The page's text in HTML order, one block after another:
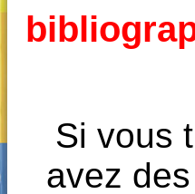
Si vous
avez